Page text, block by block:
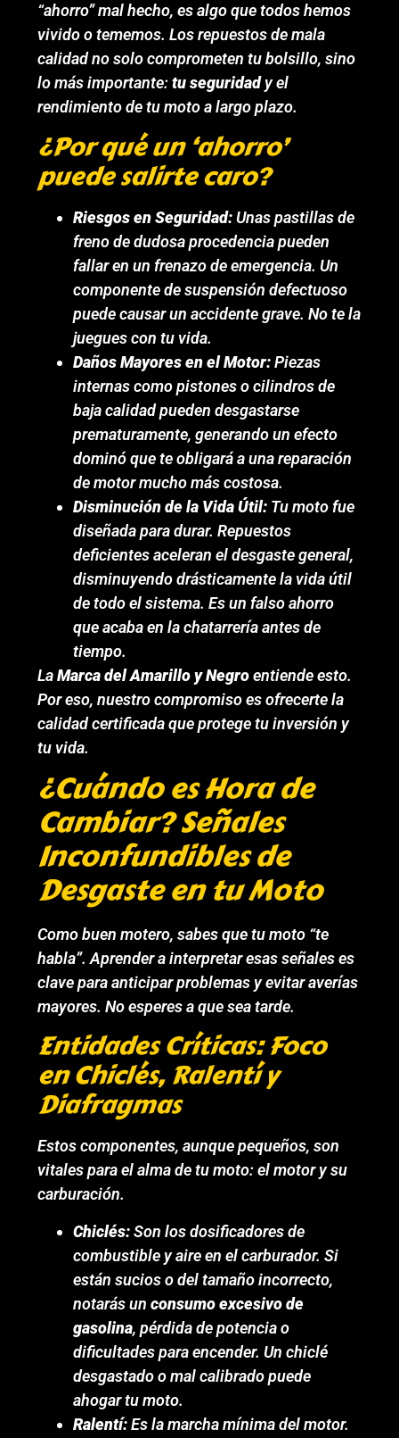
“ahorro” mal hecho, es algo que todos hemos
vivido o tememos. Los repuestos de mala
calidad no solo comprometen tu bolsillo, sino
lo más importante:tu seguridady el
rendimiento de tu moto a largo plazo.
¿Por qué un ‘ahorro’
puede salirte caro?
Riesgos en Seguridad:Unas pastillas de
freno de dudosa procedencia pueden
fallar en un frenazo de emergencia. Un
componente de suspensión defectuoso
puede causar un accidente grave. No te la
juegues con tu vida.
Daños Mayores en el Motor:Piezas
internas como pistones o cilindros de
baja calidad pueden desgastarse
prematuramente, generando un efecto
dominó que te obligará a una reparación
de motor mucho más costosa.
Disminución de la Vida Útil: Tu moto fue
diseñada para durar. Repuestos
deficientes aceleran el desgaste general,
disminuyendo drásticamente la vida útil
de todo el sistema. Es un falso ahorro
que acaba en la chatarrería antes de
tiempo.
LaMarca del Amarillo y Negroentiende esto.
Por eso, nuestro compromiso es ofrecerte la
calidad certificada que protege tu inversión y
tu vida.
¿Cuándo es Hora de
Cambiar? Señales
Inconfundibles de
Desgaste en tu Moto
Como buen motero, sabes que tu moto “te
habla”. Aprender a interpretar esas señales es
clave para anticipar problemas y evitar averías
mayores. No esperes a que sea tarde.
Entidades Críticas: Foco
en Chiclés, Ralentí y
Diafragmas
Estos componentes, aunque pequeños, son
vitales para el alma de tu moto: el motor y su
carburación.
Chiclés:Son los dosificadores de
combustible y aire en el carburador. Si
están sucios o del tamaño incorrecto,
notarás unconsumo excesivo de
gasolina, pérdida de potencia o
dificultades para encender. Un chiclé
desgastado o mal calibrado puede
ahogar tu moto.
Ralentí:Es la marcha mínima del motor.